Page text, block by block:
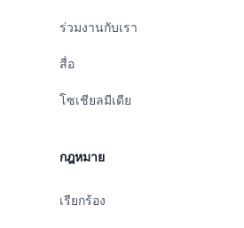
ร่วมงานกับเรา
สื่อ
โซเชียลมีเดีย
กฎหมาย
เรียกร้อง